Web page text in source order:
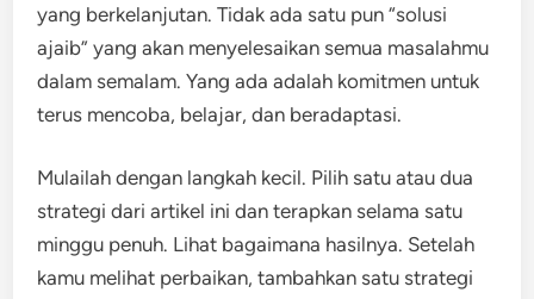
yang berkelanjutan. Tidak ada satu pun “solusi
ajaib” yang akan menyelesaikan semua masalahmu
dalam semalam. Yang ada adalah komitmen untuk
terus mencoba, belajar, dan beradaptasi.
Mulailah dengan langkah kecil. Pilih satu atau dua
strategi dari artikel ini dan terapkan selama satu
minggu penuh. Lihat bagaimana hasilnya. Setelah
kamu melihat perbaikan, tambahkan satu strategi